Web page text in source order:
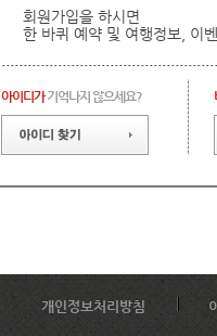
회원가입을 하시면
한 바퀴 예약 및 여행정보, 이
아이디가기억나지 않으세요?
개인정보처리방침